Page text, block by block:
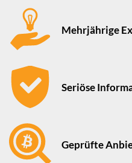
Mehrjährige
Seriöse
Geprüfte